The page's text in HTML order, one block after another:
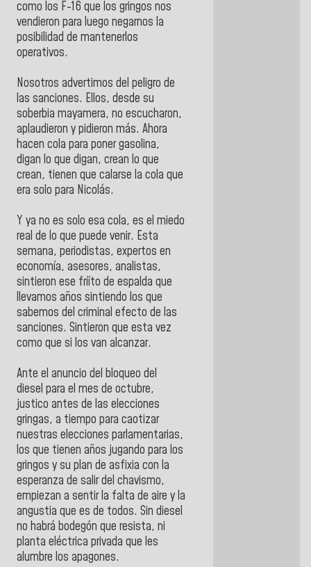
como los F-16 que los gringos nos
vendieron para luego negarnos la
posibilidad de mantenerlos
operativos.
Nosotros advertimos del peligro de
las sanciones. Ellos, desde su
soberbia mayamera, no escucharon,
aplaudieron y pidieron más. Ahora
hacen cola para poner gasolina,
digan lo que digan, crean lo que
crean, tienen que calarse la cola que
era solo para Nicolás.
Y ya no es solo esa cola, es el miedo
real de lo que puede venir. Esta
semana, periodistas, expertos en
economía, asesores, analistas,
sintieron ese frííto de espalda que
llevamos años sintiendo los que
sabemos del criminal efecto de las
sanciones. Sintieron que esta vez
como que si los van alcanzar.
Ante el anuncio del bloqueo del
diesel para el mes de octubre,
justico antes de las elecciones
gringas, a tiempo para caotizar
nuestras elecciones parlamentarias,
los que tienen años jugando para los
gringos y su plan de asfixia con la
esperanza de salir del chavismo,
empiezan a sentir la falta de aire y la
angustia que es de todos. Sin diesel
no habrá bodegón que resista, ni
planta eléctrica privada que les
alumbre los apagones.